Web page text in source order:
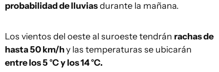
probabilidad de lluviasdurante la mañana.
Los vientos del oeste al suroeste tendrán rachas de
hasta 50 km/hy las temperaturas se ubicarán
entre los 5 °C y los 14 °C.